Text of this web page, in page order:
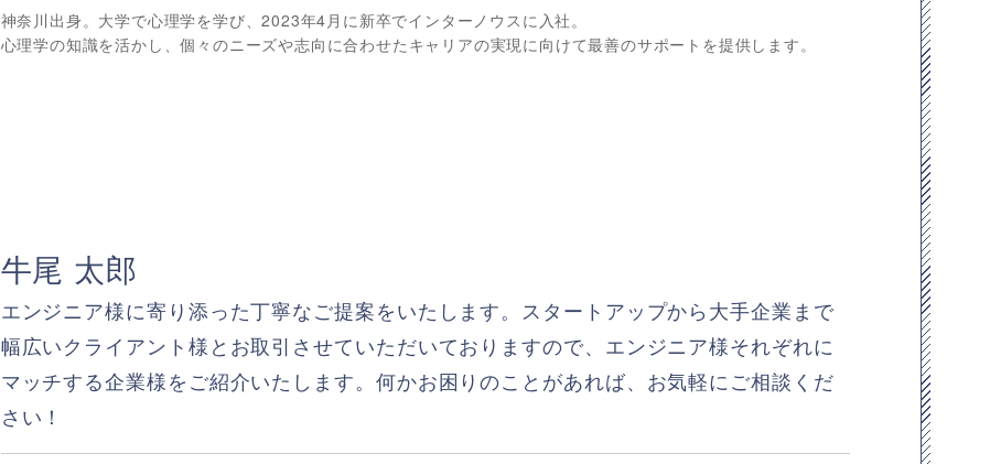
神奈川出身。大学で心理学を学び、2023年4月に新卒でインターノウスに入社。
心理学の知識を活かし、個々のニーズや志向に合わせたキャリアの実現に向けて最善のサポートを提供します。
牛尾 太郎
エンジニア様に寄り添った丁寧なご提案をいたします。スタートアップから大手企業まで
幅広いクライアント様とお取引させていただいておりますので、エンジニア様それぞれに
マッチする企業様をご紹介いたします。何かお困りのことがあれば、お気軽にご相談くだ
さい！